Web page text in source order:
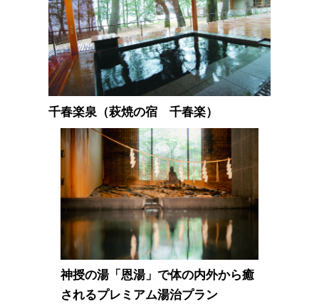
千春楽泉（萩焼の宿 千春楽）
神授の湯「恩湯」で体の内外から癒
されるプレミアム湯治プラン